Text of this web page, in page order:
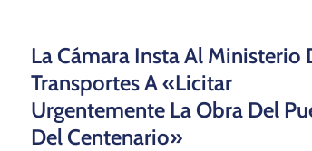
La Cámara Insta Al Ministerio
Transportes A «licitar
Urgentemente La Obra Del
Del Centenario»